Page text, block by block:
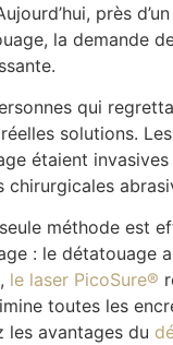
près
la demande
qui
réelles solutions.
étaient
chirurgicales
méthode est
: le détatouage
, le laser PicoSure®
toutes les
les avantages du